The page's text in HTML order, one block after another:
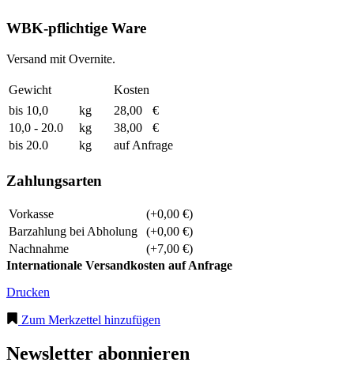
WBK-pflichtige Ware
Versand mit Overnite.
Gewicht
Kosten
bis 10,0
kg 28,00
€
10,0 - 20.0
kg 38,00
€
bis 20.0
kg auf Anfrage
Zahlungsarten
Vorkasse
(+0,00 €)
Barzahlung bei Abholung
(+0,00 €)
Nachnahme
(+7,00 €)
Internationale Versandkosten auf Anfrage
Drucken
Zum Merkzettel hinzufügen
Newsletter abonnieren